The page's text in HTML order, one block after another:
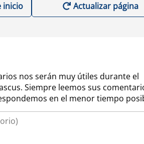
inicio Actualizar página
nos serán muy útiles durante el
Siempre leemos sus
en el menor tiempo